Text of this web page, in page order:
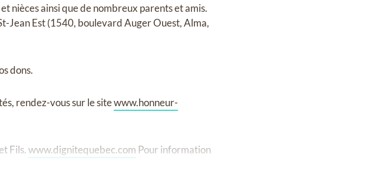
nièces ainsi que de nombreux parents et amis.
Jean Est (1540, boulevard Auger Ouest, Alma,
dons.
rendez-vous sur le sitewww.honneur-
Fils.www.dignitequebec.com Pour information